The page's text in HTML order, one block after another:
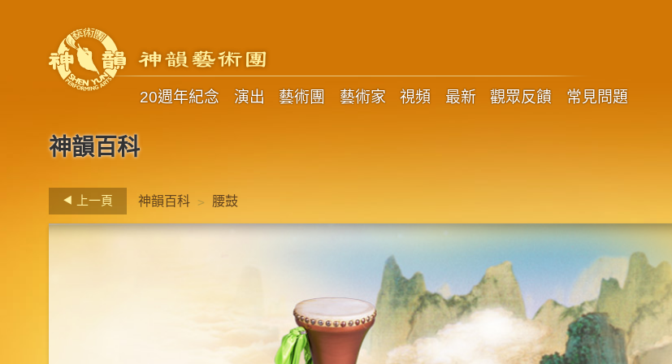
20週年紀念 演出 藝術團 藝術家 視頻 最新 觀眾反饋 常見問題
神韻百科
上一頁 神韻百科 > 腰鼓